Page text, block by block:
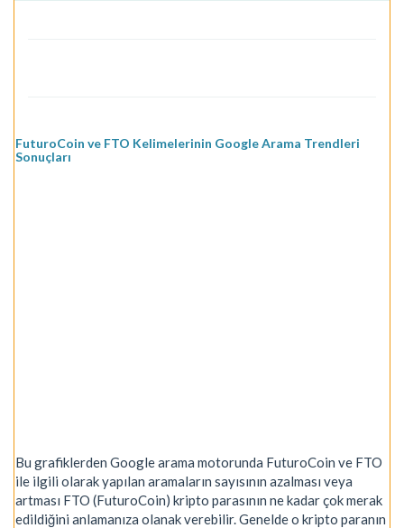
FuturoCoin ve FTO Kelimelerinin Google Arama Trendleri
Sonuçları
Bu grafiklerden Google arama motorunda FuturoCoin ve FTO
ile ilgili olarak yapılan aramaların sayısının azalması veya
artması FTO (FuturoCoin) kripto parasının ne kadar çok merak
edildiğini anlamanıza olanak verebilir. Genelde o kripto paranın